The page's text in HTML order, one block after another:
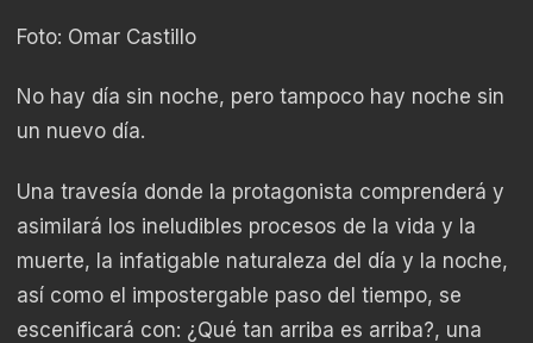
Foto: Omar Castillo
No hay día sin noche, pero tampoco hay noche sin
un nuevo día.
Una travesía donde la protagonista comprenderá y
asimilará los ineludibles procesos de la vida y la
muerte, la infatigable naturaleza del día y la noche,
así como el impostergable paso del tiempo, se
escenificará con: ¿Qué tan arriba es arriba?, una